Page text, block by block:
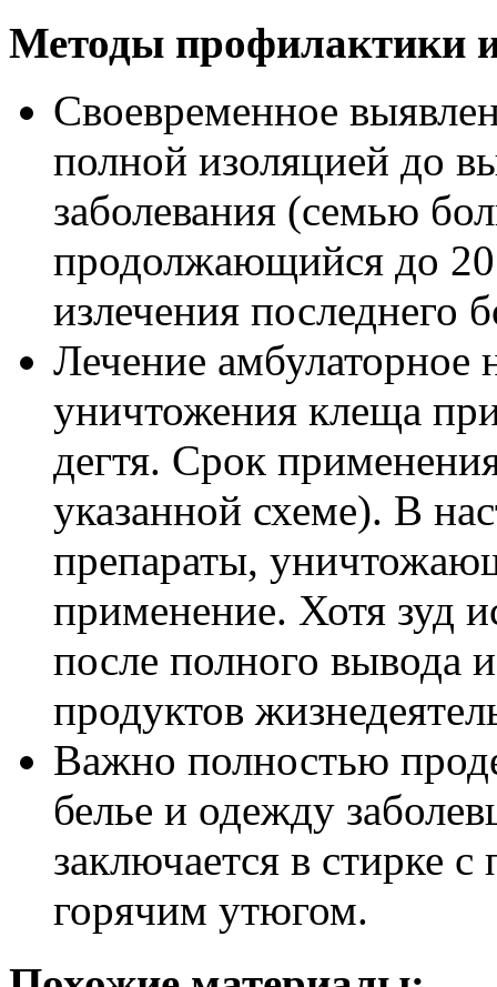
Методы профилактики
Своевременное
полной изоляцией до
заболевания (семью
продолжающийся до
излечения последнего
Лечение
уничтожения клеща
дегтя. Срок
указанной схеме). В
препараты,
применение. Хотя зуд
после полного вывода
продуктов
Важно полностью
белье и одежду
заключается в стирке
горячим утюгом.